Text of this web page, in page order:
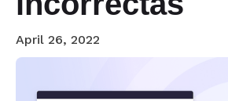
April 26, 2022